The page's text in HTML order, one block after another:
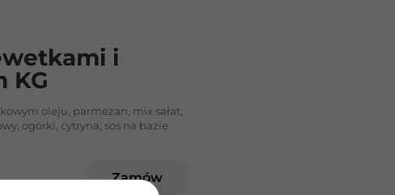
i
KG
oleju, parmezan, mix sałat,
ogórki, cytryna, sos na bazie
Zamów